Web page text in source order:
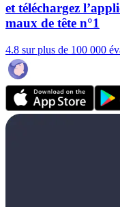
et téléchargez
maux de tête n°1
4.8 sur plus de 100 000